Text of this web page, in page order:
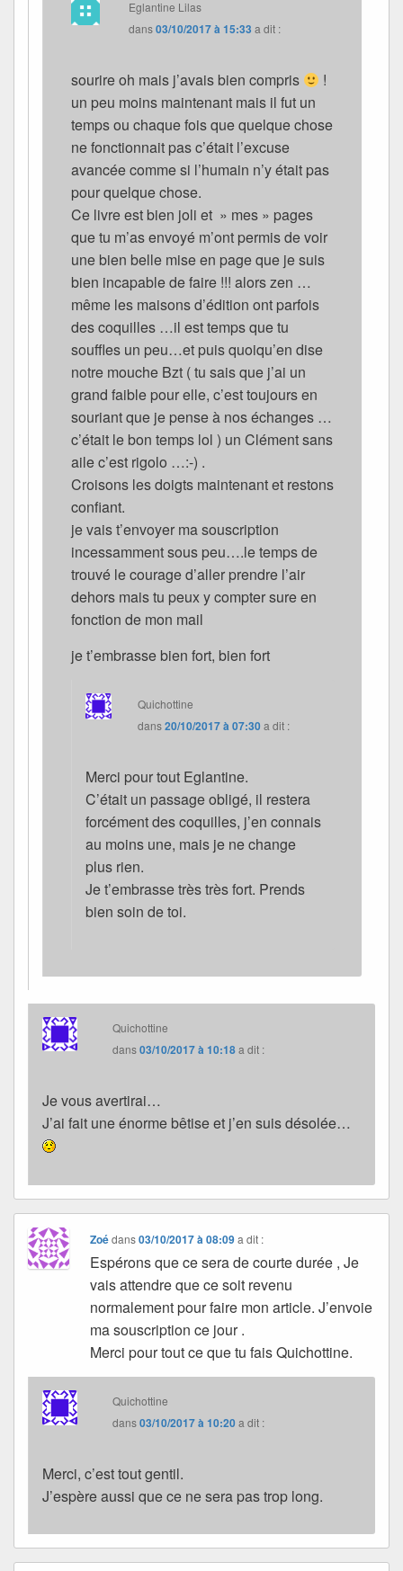
Eglantine Lilas
dans03/10/2017 à 15:33 a dit :
sourire oh mais j’avais bien compris
!
un peu moins maintenant mais il fut un
temps ou chaque fois que quelque chose
ne fonctionnait pas c’était l’excuse
avancée comme si l’humain n’y était pas
pour quelque chose.
Ce livre est bien joli et » mes » pages
que tu m’as envoyé m’ont permis de voir
une bien belle mise en page que je suis
bien incapable de faire !!! alors zen …
même les maisons d’édition ont parfois
des coquilles …il est temps que tu
souffles un peu…et puis quoiqu’en dise
notre mouche Bzt ( tu sais que j’ai un
grand faible pour elle, c’est toujours en
souriant que je pense à nos échanges …
c’était le bon temps lol ) un Clément sans
aile c’est rigolo …:-) .
Croisons les doigts maintenant et restons
confiant.
je vais t’envoyer ma souscription
incessamment sous peu….le temps de
trouvé le courage d’aller prendre l’air
dehors mais tu peux y compter sure en
fonction de mon mail
je t’embrasse bien fort, bien fort
Quichottine
dans20/10/2017 à 07:30a dit :
Merci pour tout Eglantine.
C’était un passage obligé, il restera
forcément des coquilles, j’en connais
au moins une, mais je ne change
plus rien.
Je t’embrasse très très fort. Prends
bien soin de toi.
Quichottine
dans03/10/2017 à 10:18a dit :
Je vous avertirai…
J’ai fait une énorme bêtise et j’en suis désolée…
Zoédans03/10/2017 à 08:09 a dit :
Espérons que ce sera de courte durée , Je
vais attendre que ce soit revenu
normalement pour faire mon article. J’envoie
ma souscription ce jour .
Merci pour tout ce que tu fais Quichottine.
Quichottine
dans03/10/2017 à 10:20a dit :
Merci, c’est tout gentil.
J’espère aussi que ce ne sera pas trop long.